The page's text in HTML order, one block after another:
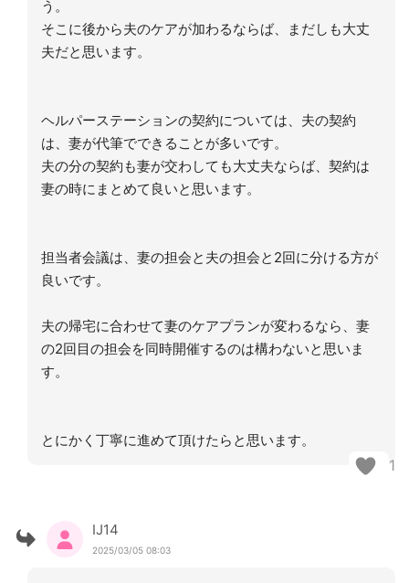
う。
そこに後から夫のケアが加わるならば、まだしも大丈
夫だと思います。
ヘルパーステーションの契約については、夫の契約
は、妻が代筆でできることが多いです。
夫の分の契約も妻が交わしても大丈夫ならば、契約は
妻の時にまとめて良いと思います。
担当者会議は、妻の担会と夫の担会と2回に分ける方が
良いです。
夫の帰宅に合わせて妻のケアプランが変わるなら、妻
の2回目の担会を同時開催するのは構わないと思いま
す。
とにかく丁寧に進めて頂けたらと思います。
1
IJ14
2025/03/05 08:03